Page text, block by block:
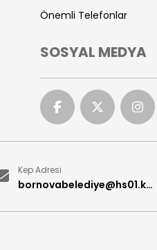
Önemli Telefonlar
SOSYAL MEDYA
Kep Adresi
bornovabelediye@hs01.kep.tr